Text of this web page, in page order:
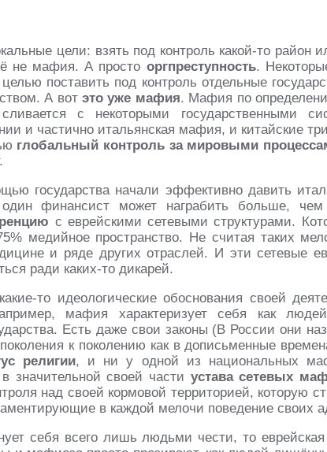
цели: взять под контроль какой-то район
не мафия. А просто оргпреступность.
поставить под контроль отдельные
А вот это уже мафия. Мафия по
с некоторыми государственными
и частично итальянская мафия, и китайские
глобальный контроль за мировыми
государства начали эффективно давить
финансист может награбить больше, чем
с еврейскими сетевыми структурами.
медийное пространство. Не считая таких
и ряде других отраслей. И эти сетевые
ради каких-то дикарей.
то идеологические обоснования своей
мафия характеризует себя как
Есть даже свои законы (В России они
к поколению как в дописьменные
религии, и ни у одной из национальных
значительной своей части устава сетевых
над своей кормовой территорией, которую
в каждой мелочи поведение своих
себя всего лишь людьми чести, то еврейская